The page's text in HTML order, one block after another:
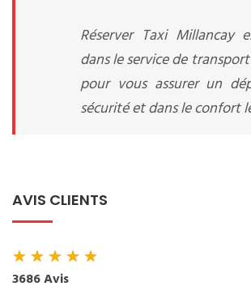
Réserver Taxi Millancay
dans le service de
pour vous assurer un
sécurité et dans le confort
AVIS CLIENTS
★★★★★
3686 Avis